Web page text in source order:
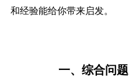
和经验能给你带来启发。
一、综合问题